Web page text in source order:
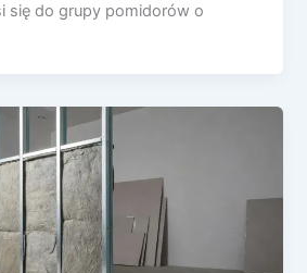
się do grupy pomidorów o